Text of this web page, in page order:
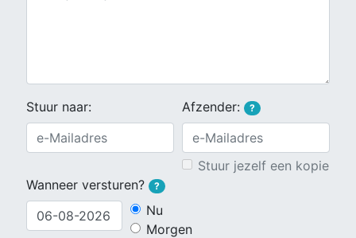
Stuur naar: Afzender: ?
Stuur jezelf een kopie
Wanneer versturen?
?
Nu
Morgen